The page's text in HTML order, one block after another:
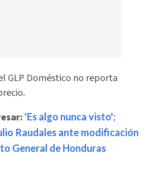
GLP Doméstico no reporta
'Es algo nunca visto';
Raudales ante modificación
General de Honduras